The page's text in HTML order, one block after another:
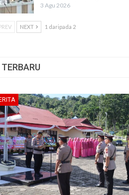
3 Agu 2026
NEXT 1 daripada 2
TERBARU